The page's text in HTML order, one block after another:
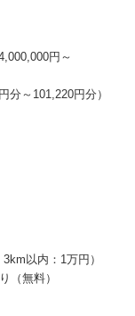
円～
分～101,220円分）
以内：1万円）
（無料）